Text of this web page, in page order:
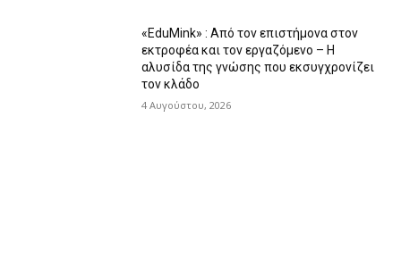
«EduMink» : Από τον επιστήμονα στον
εκτροφέα και τον εργαζόμενο – Η
αλυσίδα της γνώσης που εκσυγχρονίζει
τον κλάδο
4 Αυγούστου, 2026